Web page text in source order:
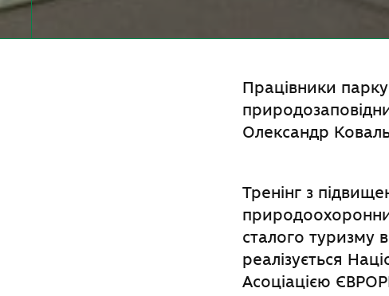
Працівники
Олександр
Тренінг з
сталого туризму
реалізується
Асоціацією